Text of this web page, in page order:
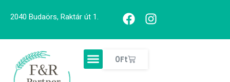
2040 Budaörs, Raktár út 1.
0Ft